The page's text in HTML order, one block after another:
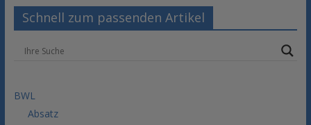
Schnell zum passenden Artikel
BWL
Absatz